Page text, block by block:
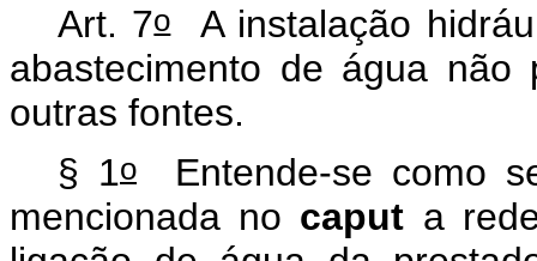
Art. 7oA instalação
abastecimento de água não
outras fontes.
§ 1o Entende-se como
mencionada no caput a